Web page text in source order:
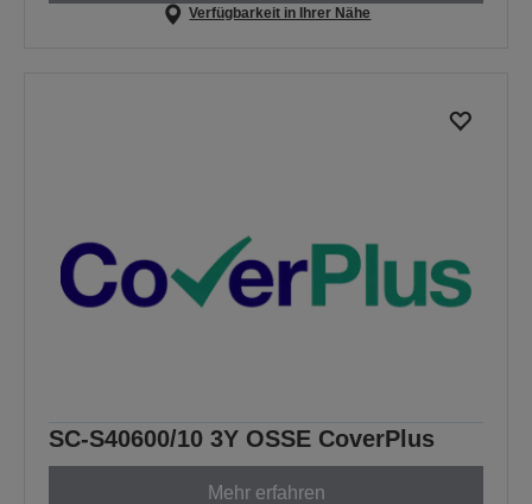
Verfügbarkeit in Ihrer Nähe
SC-S40600/10 3Y OSSE CoverPlus
Mehr erfahren